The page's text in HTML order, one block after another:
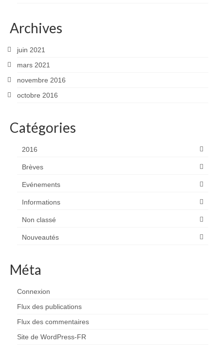
Archives
juin 2021
mars 2021
novembre 2016
octobre 2016
Catégories
2016
Brèves
Evénements
Informations
Non classé
Nouveautés
Méta
Connexion
Flux des publications
Flux des commentaires
Site de WordPress-FR